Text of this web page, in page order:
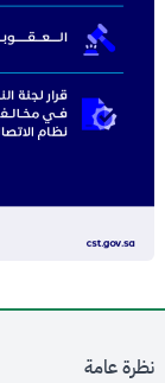
نظرة عامة